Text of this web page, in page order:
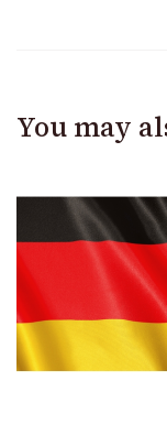
You may